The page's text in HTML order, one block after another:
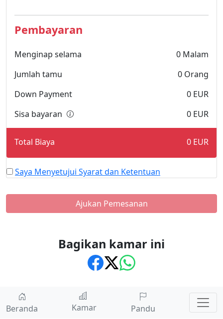
Beranda Kamar Pandu
Pembayaran
Menginap selama 0 Malam
Jumlah tamu
0 Orang
Down Payment
0 EUR
Sisa bayaran
0 EUR
Total Biaya 0 EUR
Saya Menyetujui Syarat dan Ketentuan
Ajukan Pemesanan
Bagikan kamar ini